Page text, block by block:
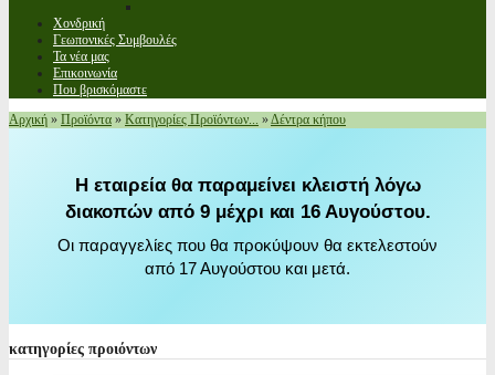
Χονδρική
Γεωπονικές Συμβουλές
Τα νέα μας
Επικοινωνία
Που βρισκόμαστε
Αρχική » Προϊόντα » Κατηγορίες Προϊόντων... »Δέντρα κήπου
Η εταιρεία θα παραμείνει κλειστή λόγω
διακοπών από 9 μέχρι και 16 Αυγούστου.
Οι παραγγελίες που θα προκύψουν θα εκτελεστούν
από 17 Αυγούστου και μετά.
κατηγορίες προιόντων